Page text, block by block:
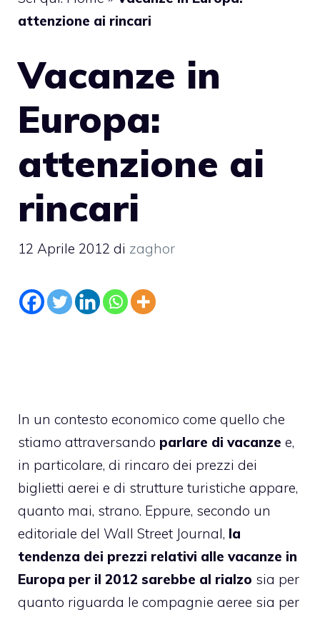
attenzione ai rincari
Vacanze in
Europa:
attenzione ai
rincari
12 Aprile 2012 di zaghor
In un contesto economico come quello che
stiamo attraversando parlare di vacanze e,
in particolare, di rincaro dei prezzi dei
biglietti aerei e di strutture turistiche appare,
quanto mai, strano. Eppure, secondo un
editoriale del Wall Street Journal, la
tendenza dei prezzi relativi alle vacanze in
Europa per il 2012 sarebbe al rialzo sia per
quanto riguarda le compagnie aeree sia per